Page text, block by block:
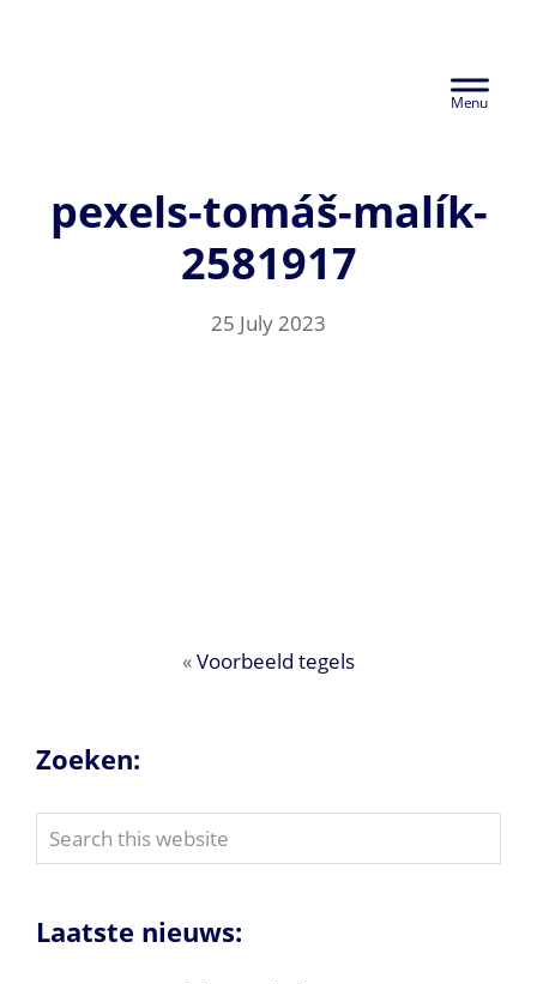
Header
pexels-tomáš-malík-
2581917
25 July 2023
«Voorbeeld tegels
Zoeken:
Search
this
Laatste nieuws: